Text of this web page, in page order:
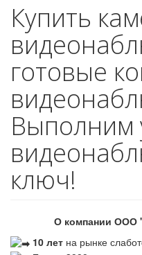
Купить
готовые
Выполним
ключ!
О компании ООО
10 лет на рынке